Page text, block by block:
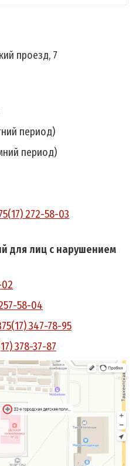
проезд, 7
период)
период)
272-58-03
для лиц с нарушением
02
58-04
347-78-95
378-37-87